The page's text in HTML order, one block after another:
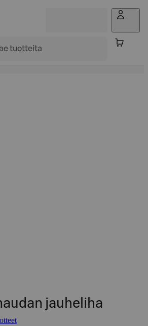
jauheliha